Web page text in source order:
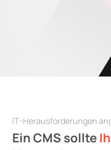
IT-Herausforderungen
Ein CMS sollte